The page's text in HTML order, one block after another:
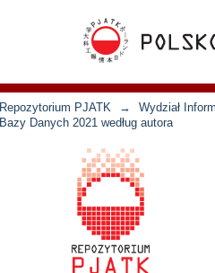
Repozytorium PJATK → Wydział
Bazy Danych 2021 według autora